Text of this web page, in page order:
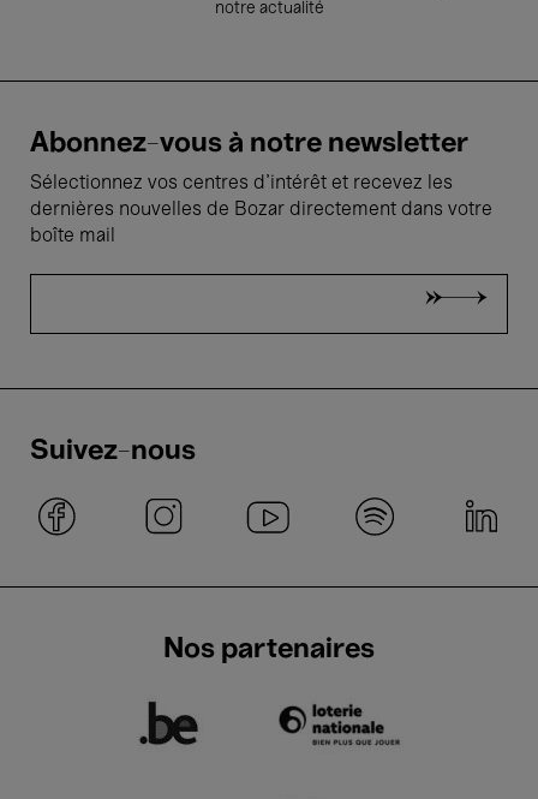
notre actualité
Abonnez-vous à notre newsletter
Sélectionnez vos centres d'intérêt et recevez les
dernières nouvelles de Bozar directement dans votre
boîte mail
Suivez-nous
Nos partenaires